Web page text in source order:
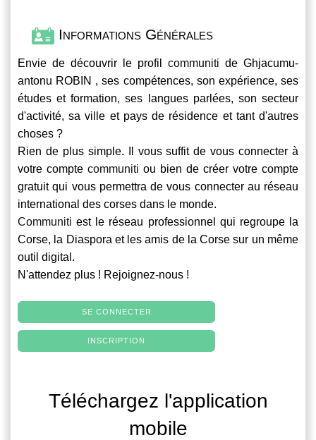
Informations Générales
Envie de découvrir le profil communiti de Ghjacumu-
antonu ROBIN , ses compétences, son expérience, ses
études et formation, ses langues parlées, son secteur
d'activité, sa ville et pays de résidence et tant d'autres
choses ?
Rien de plus simple. Il vous suffit de vous connecter à
votre compte communiti ou bien de créer votre compte
gratuit qui vous permettra de vous connecter au réseau
international des corses dans le monde.
Communiti est le réseau professionnel qui regroupe la
Corse, la Diaspora et les amis de la Corse sur un même
outil digital.
N'attendez plus ! Rejoignez-nous !
SE CONNECTER
INSCRIPTION
Téléchargez l'application
mobile